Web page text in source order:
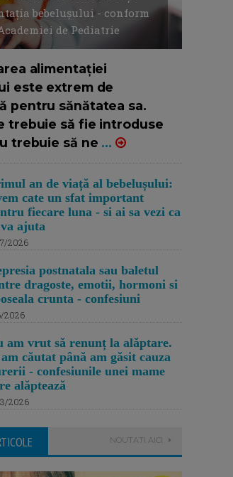
bebelușului - conform
de Pediatrie
alimentației
este extrem de
pentru sănătatea sa.
trebuie să fie introduse
trebuie să ne ...
an de viață al bebelușului:
cate un sfat important
fiecare luna - si ai sa vezi ca
ajuta
2026
postnatala sau baletul
dragoste, emotii, hormoni si
crunta - confesiuni
2026
am vrut să renunț la alăptare.
căutat până am găsit cauza
- confesiunile unei mame
alăptează
2026
NOUTATI AICI